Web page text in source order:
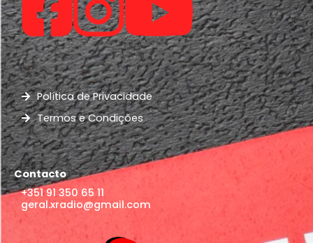
Política de Privacidade
Termos e Condições
Contacto
+351 91 350 65 11
geral.xradio@gmail.com